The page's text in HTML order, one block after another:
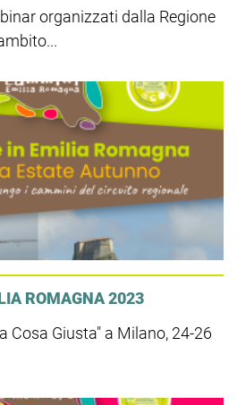
organizzati dalla Regione
ROMAGNA 2023
Cosa Giusta" a Milano, 24-26